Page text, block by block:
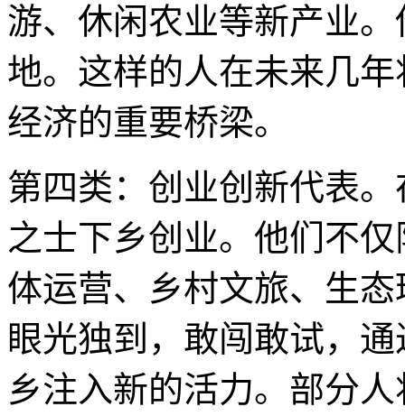
游、休闲农业等新产业
地。这样的人在未来几
经济的重要桥梁。
第四类：创业创新代表
之士下乡创业。他们不
体运营、乡村文旅、生
眼光独到，敢闯敢试，
乡注入新的活力。部分